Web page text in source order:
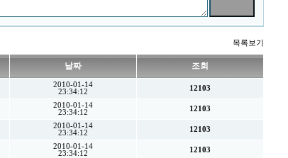
목록보기
날짜 조회
2010-01-14
23:34:12
12103
2010-01-14
23:34:12
12103
2010-01-14
23:34:12
12103
2010-01-14
23:34:12
12103